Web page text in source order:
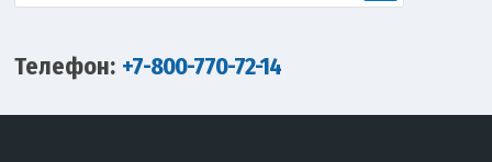
Телефон: +7-800-770-72-14